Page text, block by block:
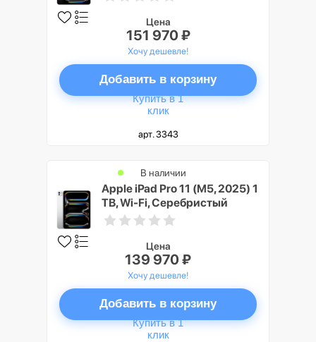
Цена
151 970 ₽
Хочу дешевле!
Добавить в корзину
Купить в 1
клик
арт. 3343
Apple iPad Pro 11 (M5, 2025) 1
TB, Wi-Fi, Серебристый
(Silver)
В наличии
Цена
139 970 ₽
Хочу дешевле!
Добавить в корзину
Купить в 1
клик